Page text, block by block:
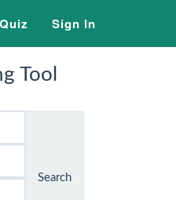
Sign In
Tool
Search